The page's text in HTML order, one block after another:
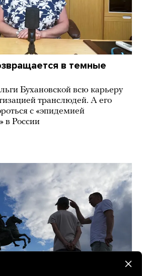
в темные
Бухановской всю карьеру
транслюдей. А его
с «эпидемией
в России